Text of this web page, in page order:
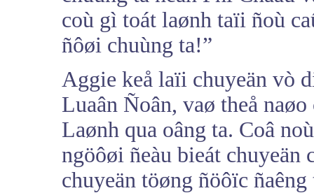
coù gì toát laønh taïi ñoù
ñôøi chuùng ta!”
Aggie keå laïi chuyeän vò
Luaân Ñoân, vaø theå
Laønh qua oâng ta. Coâ
ngöôøi ñeàu bieát chuyeän
chuyeän töøng ñöôïc